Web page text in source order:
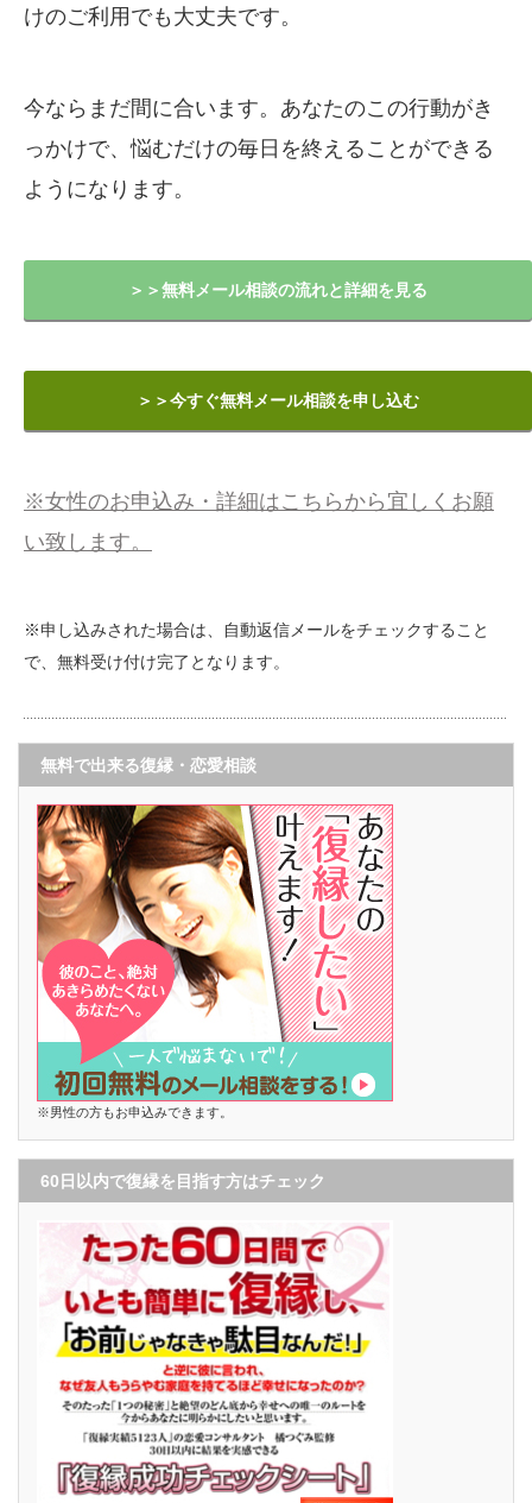
けのご利用でも大丈夫です。
今ならまだ間に合います。あなたのこの行動がき
っかけで、悩むだけの毎日を終えることができる
ようになります。
＞＞無料メール相談の流れと詳細を見る
＞＞今すぐ無料メール相談を申し込む
※女性のお申込み・詳細はこちらから宜しくお願
い致します。
※申し込みされた場合は、自動返信メールをチェックすること
で、無料受け付け完了となります。
無料で出来る復縁・恋愛相談
※男性の方もお申込みできます。
60日以内で復縁を目指す方はチェック